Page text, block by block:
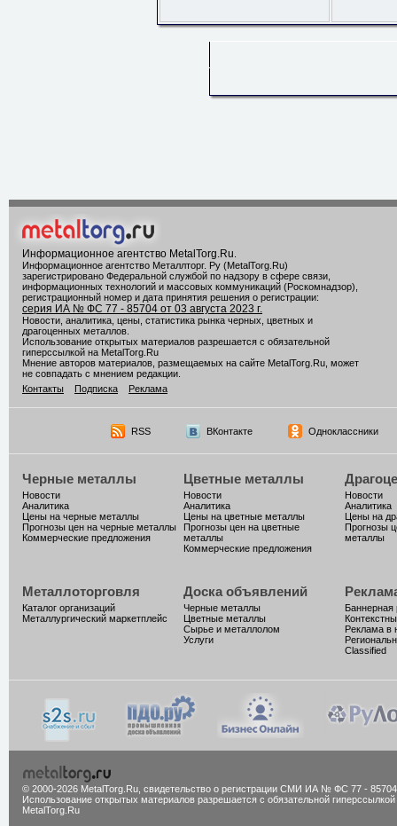
Информационное агентство MetalTorg.Ru
Информационное агентство Металлторг. Ру (MetalTorg.Ru)
зарегистрировано Федеральной службой по надзору в сфере связи,
информационных технологий и массовых коммуникаций (Роскомнадзор),
регистрационный номер и дата принятия решения о регистрации:
серия ИА № ФС 77 - 85704 от 03 августа 2023 г.
Новости, аналитика, цены, статистика рынка черных, цветных и
драгоценных металлов.
Использование открытых материалов разрешается с обязательной
гиперссылкой на MetalTorg.Ru
Мнение авторов материалов, размещаемых на сайте MetalTorg.Ru, может
не совпадать с мнением редакции.
Контакты
Подписка Реклама
RSS ВКонтакте Одноклассники
Черные металлы
Новости
Аналитика
Цены на черные металлы
Прогнозы цен на черные металлы
Коммерческие предложения
Цветные металлы
Новости
Аналитика
Цены на цветные металлы
Прогнозы цен на цветные
металлы
Коммерческие предложения
Новости
Аналитика
Цены на
Прогнозы
металлы
Металлоторговля
Каталог организаций
Металлургический маркетплейс
Доска объявлений
Черные металлы
Цветные металлы
Сырье и металлолом
Услуги
Баннерная
Реклама в
Classified
© 2000-2026 MetalTorg.Ru, cвидетельство о регистрации СМИ ИА № ФС 77 - 85704
Использование открытых материалов разрешается с обязательной гиперссылкой
MetalTorg.Ru